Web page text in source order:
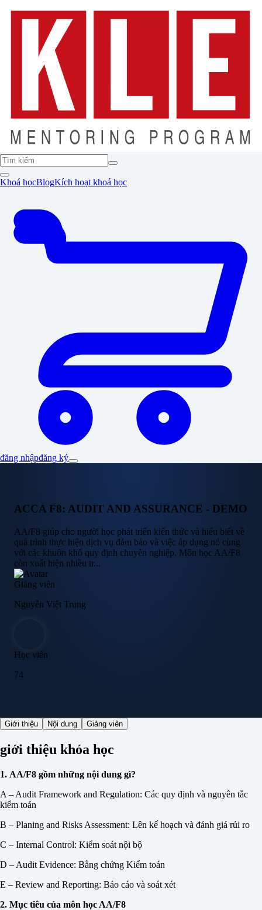
Khoá họcBlogKích hoạt khoá học
đăng nhậpđăng ký
ACCA F8: AUDIT AND ASSURANCE - DEMO
AA/F8 giúp cho người học phát triển kiến thức và hiểu biết về
quá trình thực hiện dịch vụ đảm bảo và việc áp dụng nó cùng
với các khuôn khổ quy định chuyên nghiệp. Môn học AA/F8
còn xuất hiện nhiều tr...
Giảng viên
Nguyễn Việt Trung
Học viên
74
Giới thiệu Nội dung Giảng viên
giới thiệu khóa học
1. AA/F8 gồm những nội dung gì?
A – Audit Framework and Regulation: Các quy định và nguyên tắc
kiểm toán
B – Planing and Risks Assessment: Lên kế hoạch và đánh giá rủi ro
C – Internal Control: Kiểm soát nội bộ
D – Audit Evidence: Bằng chứng Kiểm toán
E – Review and Reporting: Báo cáo và soát xét
2. Mục tiêu của môn học AA/F8